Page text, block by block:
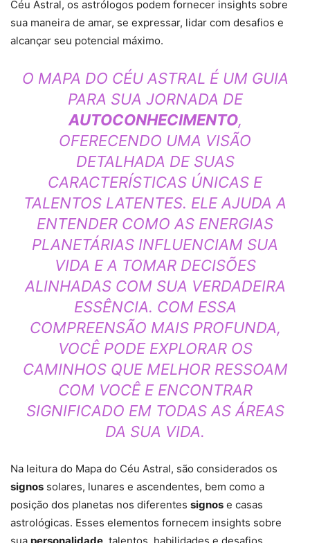
Céu Astral, os astrólogos podem fornecer insights sobre
sua maneira de amar, se expressar, lidar com desafios e
alcançar seu potencial máximo.
O MAPA DO CÉU ASTRAL É UM GUIA
PARA SUA JORNADA DE
AUTOCONHECIMENTO,
OFERECENDO UMA VISÃO
DETALHADA DE SUAS
CARACTERÍSTICAS ÚNICAS E
TALENTOS LATENTES. ELE AJUDA A
ENTENDER COMO AS ENERGIAS
PLANETÁRIAS INFLUENCIAM SUA
VIDA E A TOMAR DECISÕES
ALINHADAS COM SUA VERDADEIRA
ESSÊNCIA. COM ESSA
COMPREENSÃO MAIS PROFUNDA,
VOCÊ PODE EXPLORAR OS
CAMINHOS QUE MELHOR RESSOAM
COM VOCÊ E ENCONTRAR
SIGNIFICADO EM TODAS AS ÁREAS
DA SUA VIDA.
Na leitura do Mapa do Céu Astral, são considerados os
signos solares, lunares e ascendentes, bem como a
posição dos planetas nos diferentes signos e casas
astrológicas. Esses elementos fornecem insights sobre